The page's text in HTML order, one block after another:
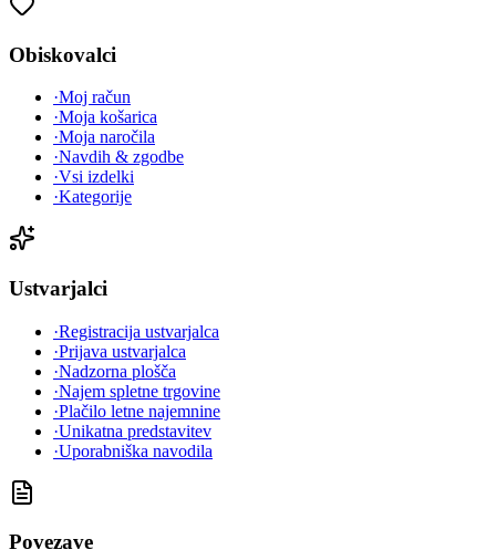
Obiskovalci
·Moj račun
·Moja košarica
·Moja naročila
·Navdih & zgodbe
·Vsi izdelki
·Kategorije
Ustvarjalci
·Registracija ustvarjalca
·Prijava ustvarjalca
·Nadzorna plošča
·Najem spletne trgovine
·Plačilo letne najemnine
·Unikatna predstavitev
·Uporabniška navodila
Povezave